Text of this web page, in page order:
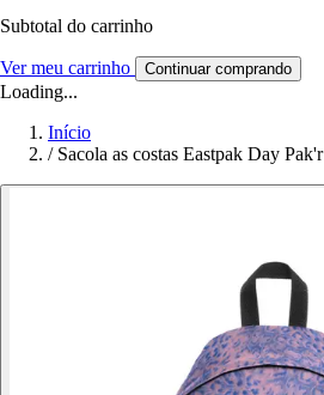
Subtotal do carrinho
Ver meu carrinho Continuar comprando
Loading...
Início
/ Sacola as costas Eastpak Day Pak'r